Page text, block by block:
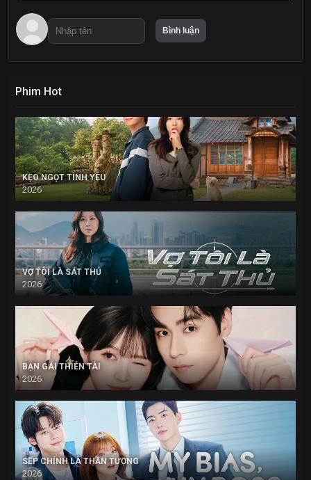
Phim Hot
KẸO NGỌT TÌNH YÊU
2026
VỢ TÔI LÀ SÁT THỦ
2026
BẠN GÁI THIÊN TÀI
2026
SẾP CHÍNH LÀ THẦN TƯỢNG
2026